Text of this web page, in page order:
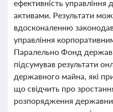
ефективність
активами. Результати
вдосконаленню
управління
Паралельно Фонд
підсумував результати
державного майна, які
що свідчить про
розпорядження